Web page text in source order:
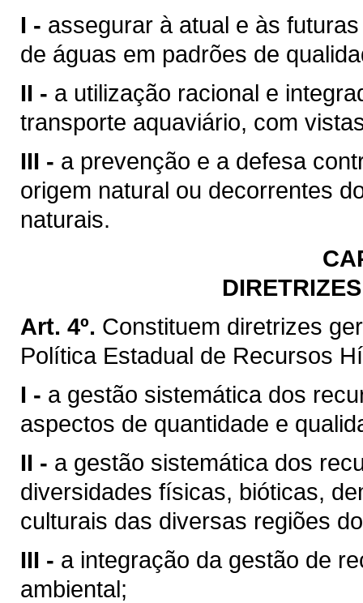
I - assegurar à atual e às
de águas em padrões de
II - a utilização racional e
transporte aquaviário, com
III - a prevenção e a defesa
origem natural ou decorrentes
naturais.
Art. 4º. Constituem diretrizes
Política Estadual de Recursos
I - a gestão sistemática dos
aspectos de quantidade e
II - a gestão sistemática dos
diversidades físicas, bióticas,
culturais das diversas regiões
III - a integração da gestão de
ambiental;